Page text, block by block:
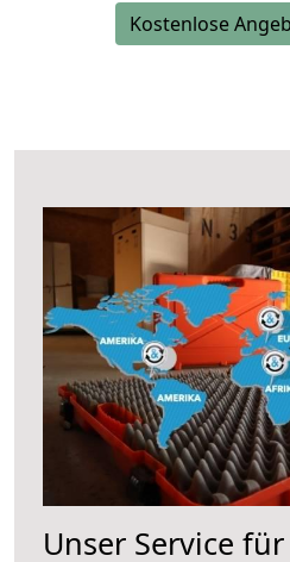
Kostenlose
Unser Service